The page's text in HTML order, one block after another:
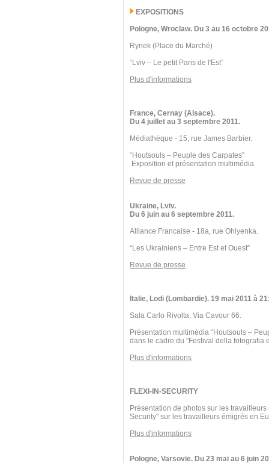
EXPOSITIONS
Pologne, Wroclaw. Du 3 au 16 octobre
Rynek (Place du Marché)
“Lviv – Le petit Paris de l'Est”
Plus d'informations
France, Cernay (Alsace).
Du 4 juillet au 3 septembre 2011.
Médiathèque - 15, rue James Barbier.
“Houtsouls – Peuple des Carpates”
Exposition et présentation multimédia.
Revue de presse
Ukraine, Lviv.
Du 6 juin au 6 septembre 2011.
Alliance Francaise - 18a, rue Ohiyenka.
“Les Ukrainiens – Entre Est et Ouest”
Revue de presse
Italie, Lodi (Lombardie). 19 mai 2011 à
Sala Carlo Rivolta, Via Cavour 66.
Présentation multimédia “Houtsouls –
dans le cadre du "Festival della fotografia
Plus d'informations
FLEXI-IN-SECURITY
Présentation de photos sur les
Security" sur les travailleurs émigrés en
Plus d'informations
Pologne, Varsovie. Du 23 mai au 6 juin